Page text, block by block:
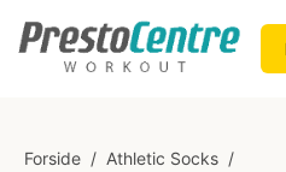
Forside / Athletic Socks /